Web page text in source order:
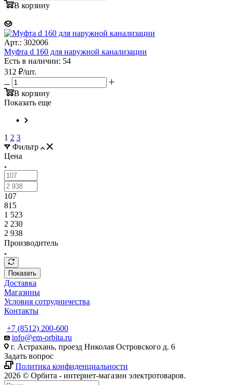
В корзину
Арт.: 302006
Муфта d 160 для наружной канализации
Есть в наличии: 54
312 ₽/шт.
В корзину
Показать еще
1 2 3
Фильтр
Цена
107
815
1 523
2 230
2 938
Производитель
Показать
Доставка
Магазины
Условия сотрудничества
Контакты
+7 (8512) 200-600
info@em-orbita.ru
г. Астрахань, проезд Николая Островского д. 6
Задать вопрос
Политика конфиденциальности
2026 © Орбита - интернет-магазин электротоваров.